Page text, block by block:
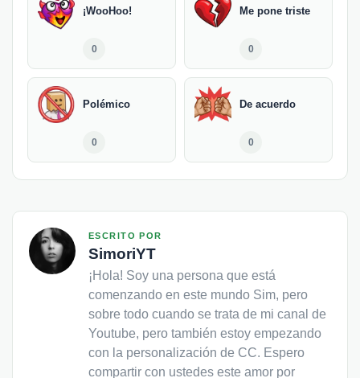
¡WooHoo!
0
Me pone triste
0
Polémico
0
De acuerdo
0
ESCRITO POR
SimoriYT
¡Hola! Soy una persona que está
comenzando en este mundo Sim, pero
sobre todo cuando se trata de mi canal de
Youtube, pero también estoy empezando
con la personalización de CC. Espero
compartir con ustedes este amor por